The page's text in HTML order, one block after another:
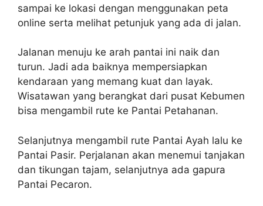
sampai ke lokasi dengan menggunakan peta
online serta melihat petunjuk yang ada di jalan.
Jalanan menuju ke arah pantai ini naik dan
turun. Jadi ada baiknya mempersiapkan
kendaraan yang memang kuat dan layak.
Wisatawan yang berangkat dari pusat Kebumen
bisa mengambil rute ke Pantai Petahanan.
Selanjutnya mengambil rute Pantai Ayah lalu ke
Pantai Pasir. Perjalanan akan menemui tanjakan
dan tikungan tajam, selanjutnya ada gapura
Pantai Pecaron.